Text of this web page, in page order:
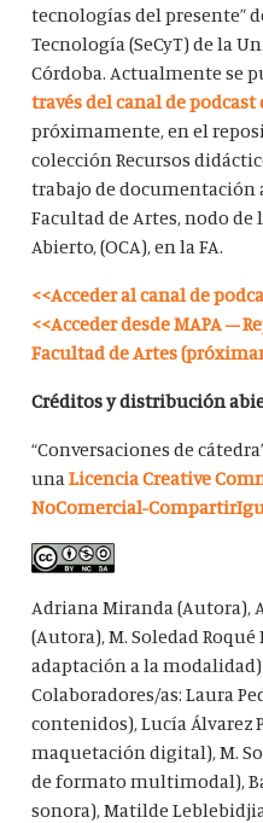
tecnologías del presente”
Tecnología (SeCyT) de la
Córdoba. Actualmente se
través del canal de
próximamente, en el
colección Recursos
trabajo de documentación
Facultad de Artes, nodo
Abierto, (OCA), en la FA.
<<Acceder al canal de
<<Acceder desde MAPA –
Facultad de Artes
Créditos y distribución
“Conversaciones de
unaLicencia Creative
NoComercial-
Adriana Miranda (Autora),
(Autora), M. Soledad
adaptación a la modalidad)
Colaboradores/as: Laura
contenidos), Lucía Álvarez
maquetación digital), M.
de formato multimodal),
sonora), Matilde